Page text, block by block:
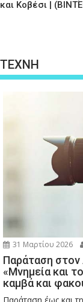
και Κοβέσι |
ΤΕΧΝΗ
31 Μαρτίου 2026
Παράταση
«Μνημεία και
καμβά και